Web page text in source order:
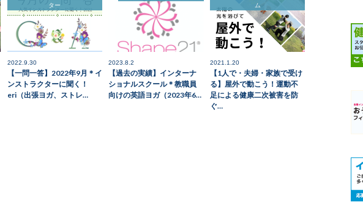
ター
2022.9.30
【一問一答】2022年9月＊イ
ンストラクターに聞く！
eri（出張ヨガ、ストレ…
2023.8.2
【過去の実績】インターナ
ショナルスクール＊教職員
向けの英語ヨガ（2023年6…
ム
2021.1.20
【1人で・夫婦・家族で受け
る】屋外で動こう！運動不
足による健康二次被害を防
ぐ…